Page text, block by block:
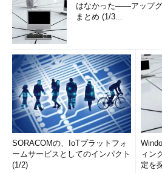
はなかった――アップ
まとめ (1/3...
SORACOMの、IoTプラットフォ
ームサービスとしてのインパクト
(1/2)
ィン
定を